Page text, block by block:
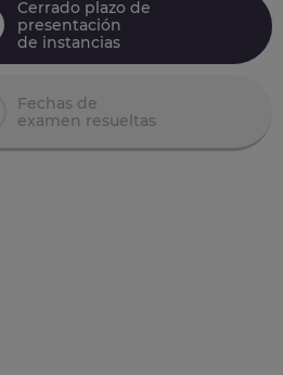
Cerrado plazo de
presentación
de instancias
Fechas de
examen resueltas